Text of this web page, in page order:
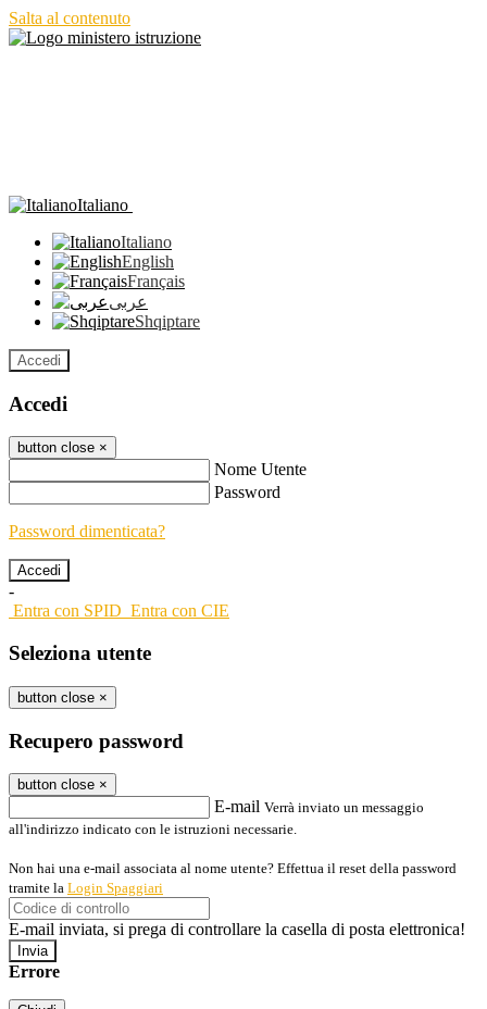
Salta al contenuto
Italiano
Italiano
English
Français
عربى
Shqiptare
Accedi
Accedi
button close ×
Nome Utente
Password
Password dimenticata?
-
Entra con SPID Entra con CIE
Seleziona utente
button close ×
Recupero password
button close ×
E-mail Verrà inviato un messaggio
all'indirizzo indicato con le istruzioni necessarie.
Non hai una e-mail associata al nome utente? Effettua il reset della password
tramite la Login Spaggiari
E-mail inviata, si prega di controllare la casella di posta elettronica!
Errore